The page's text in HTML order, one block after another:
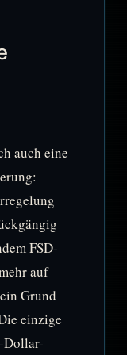
auch eine
FSD-
auf
Grund
einzige
Dollar-